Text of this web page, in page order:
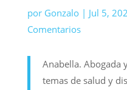
por Gonzalo| Jul 5,
Comentarios
Anabella. Abogada
temas de salud y